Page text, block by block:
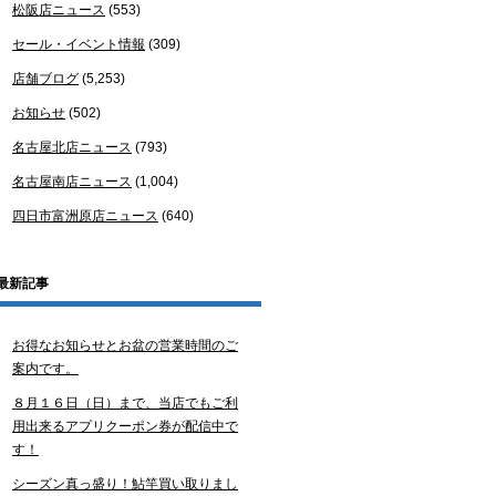
松阪店ニュース (553)
セール・イベント情報 (309)
店舗ブログ (5,253)
お知らせ (502)
名古屋北店ニュース (793)
名古屋南店ニュース (1,004)
四日市富洲原店ニュース (640)
新記事
お得なお知らせとお盆の営業時間のご
案内です。
８月１６日（日）まで、当店でもご利
用出来るアプリクーポン券が配信中で
す！
シーズン真っ盛り！鮎竿買い取りまし